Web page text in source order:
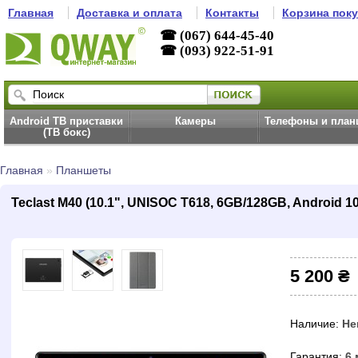
Главная Доставка и оплата Контакты Корзина
☎ (067) 644-45-40
☎ (093) 922-51-91
Android ТВ приставки
(ТВ бокс)
Камеры Телефоны и
Главная » Планшеты
Teclast M40 (10.1", UNISOC T618, 6GB/128GB, Android
5 200 ₴
Наличие: